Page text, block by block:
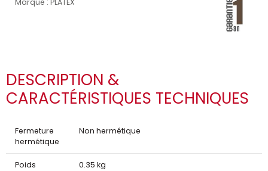
Marque : PLATEX
DESCRIPTION &
CARACTÉRISTIQUES TECHNIQUES
Fermeture
hermétique
Non hermétique
Poids 0.35 kg